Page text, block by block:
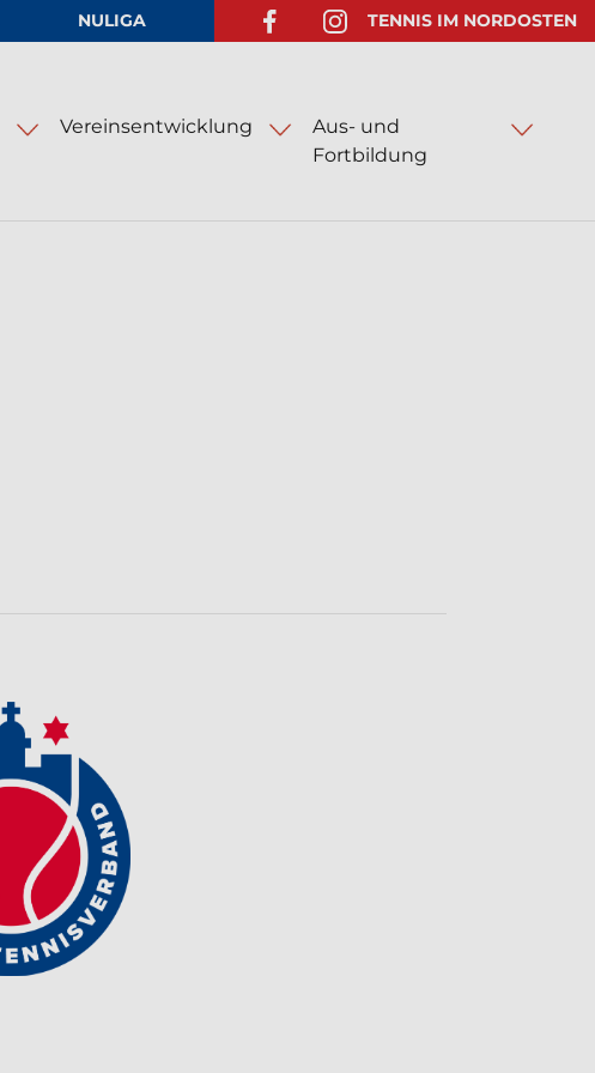
NULIGA FACEBOOK-SEITE ÖFFNEN
INSTAGRAM-SEITE ÖFFNEN
TENNIS IM NORDOSTEN
Vereinsentwicklung
Aus- und
Fortbildung